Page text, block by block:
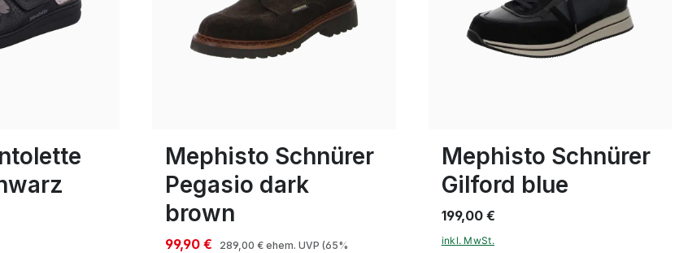
Mephisto Schnürer
Pegasio dark
brown
99,90 € 289,00 € ehem. UVP(65%
Mephisto Schnürer
Gilford blue
199,00 €
inkl. MwSt.